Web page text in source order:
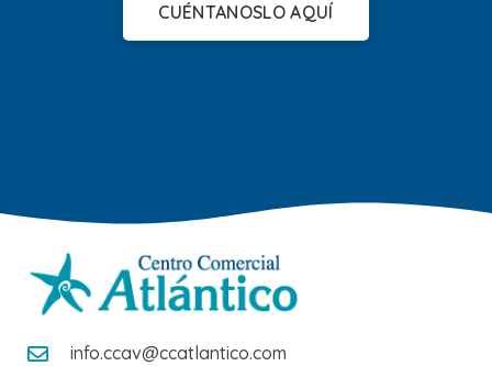
CUÉNTANOSLO AQUÍ
info.ccav@ccatlantico.com